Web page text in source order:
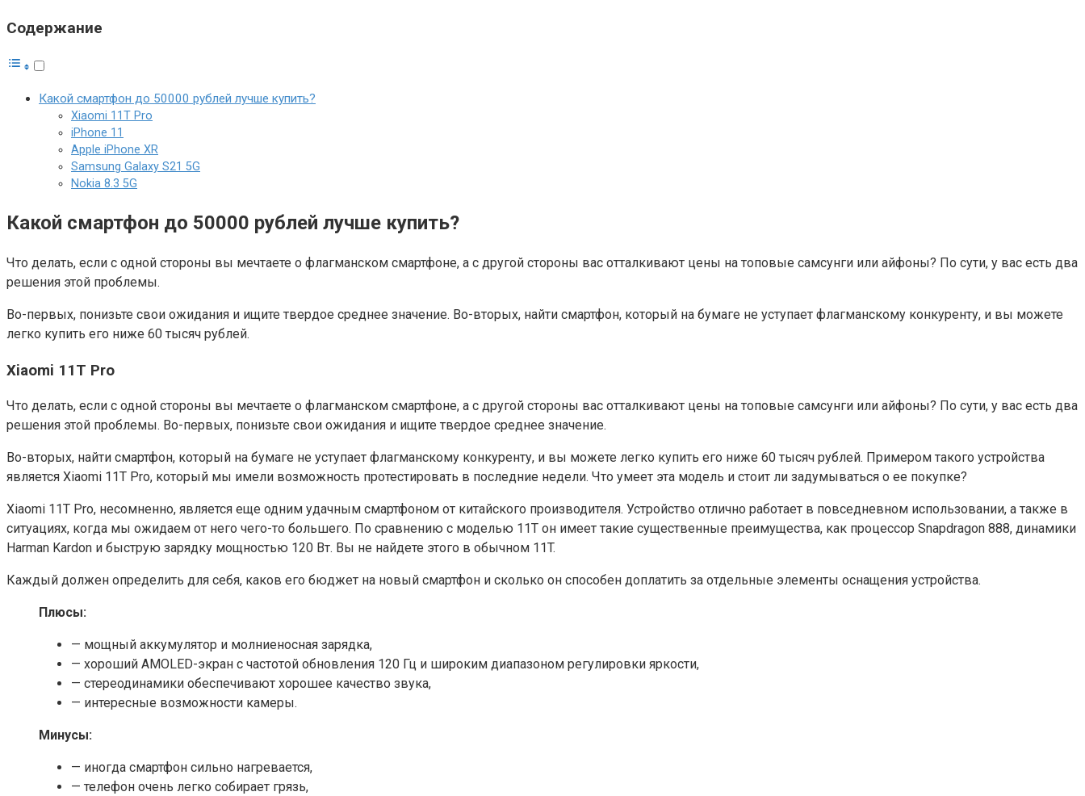
Содержание
Какой смартфон до 50000 рублей лучше купить?
Xiaomi 11T Pro
iPhone 11
Apple iPhone XR
Samsung Galaxy S21 5G
Nokia 8.3 5G
Какой смартфон до 50000 рублей лучше купить?
Что делать, если с одной стороны вы мечтаете о флагманском смартфоне, а с другой стороны вас отталкивают цены на топовые самсунги или айфоны? По сути, у вас есть два
решения этой проблемы.
Во-первых, понизьте свои ожидания и ищите твердое среднее значение. Во-вторых, найти смартфон, который на бумаге не уступает флагманскому конкуренту, и вы можете
легко купить его ниже 60 тысяч рублей.
Xiaomi 11T Pro
Что делать, если с одной стороны вы мечтаете о флагманском смартфоне, а с другой стороны вас отталкивают цены на топовые самсунги или айфоны? По сути, у вас есть два
решения этой проблемы. Во-первых, понизьте свои ожидания и ищите твердое среднее значение.
Во-вторых, найти смартфон, который на бумаге не уступает флагманскому конкуренту, и вы можете легко купить его ниже 60 тысяч рублей. Примером такого устройства
является Xiaomi 11T Pro, который мы имели возможность протестировать в последние недели. Что умеет эта модель и стоит ли задумываться о ее покупке?
Xiaomi 11T Pro, несомненно, является еще одним удачным смартфоном от китайского производителя. Устройство отлично работает в повседневном использовании, а также в
ситуациях, когда мы ожидаем от него чего-то большего. По сравнению с моделью 11T он имеет такие существенные преимущества, как процессор Snapdragon 888, динамики
Harman Kardon и быструю зарядку мощностью 120 Вт. Вы не найдете этого в обычном 11T.
Каждый должен определить для себя, каков его бюджет на новый смартфон и сколько он способен доплатить за отдельные элементы оснащения устройства.
Плюсы:
— мощный аккумулятор и молниеносная зарядка,
— хороший AMOLED-экран с частотой обновления 120 Гц и широким диапазоном регулировки яркости,
— стереодинамики обеспечивают хорошее качество звука,
— интересные возможности камеры.
Минусы:
— иногда смартфон сильно нагревается,
— телефон очень легко собирает грязь,